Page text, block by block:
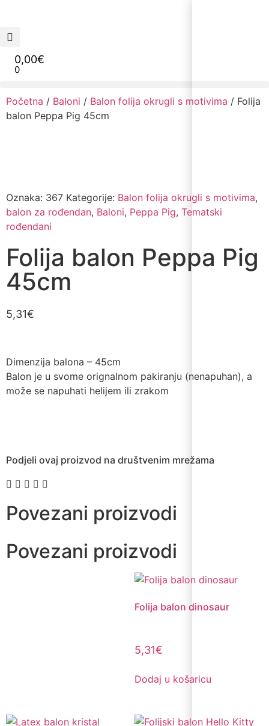
0,00€
0
Početna / Baloni / Balon folija okrugli s motivima / Folija
balon Peppa Pig 45cm
Oznaka: 367 Kategorije: Balon folija okrugli s motivima,
balon za rođendan, Baloni, Peppa Pig, Tematski
rođendani
Folija balon Peppa Pig
45cm
5,31€
Dimenzija balona – 45cm
Balon je u svome orignalnom pakiranju (nenapuhan), a
može se napuhati helijem ili zrakom
Podjeli ovaj proizvod na društvenim mrežama
Povezani proizvodi
Povezani proizvodi
Folija balon dinosaur
5,31€
Dodaj u košaricu